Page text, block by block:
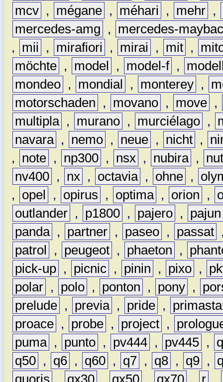
mcv , mégane , méhari , mehr ,
mercedes-amg
,
mercedes-
,
mii , mirafiori , mirai , mit ,
möchte , model , model-f ,
mondeo , mondial , monterey ,
motorschaden
, movano , move ,
multipla , murano , murciélago ,
navara , nemo , neue , nicht ,
,
note , np300 , nsx , nubira ,
nv400 , nx , octavia , ohne ,
,
opel , opirus , optima , orion ,
outlander , p1800 , pajero ,
pajun
panda , partner , paseo , passat
patrol
, peugeot , phaeton ,
pick-up , picnic , pinin , pixo ,
polar , polo , ponton , pony ,
prelude , previa , pride ,
proace , probe , project ,
puma , punto , pv444 , pv445 ,
q50 , q6 , q60 , q7 , q8 , q9 ,
quoris
, qx30 , qx50 , qx70 , r ,